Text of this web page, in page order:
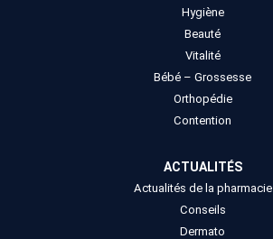
Hygiène
Beauté
Vitalité
Bébé – Grossesse
Orthopédie
Contention
ACTUALITÉS
Actualités de la pharmacie
Conseils
Dermato